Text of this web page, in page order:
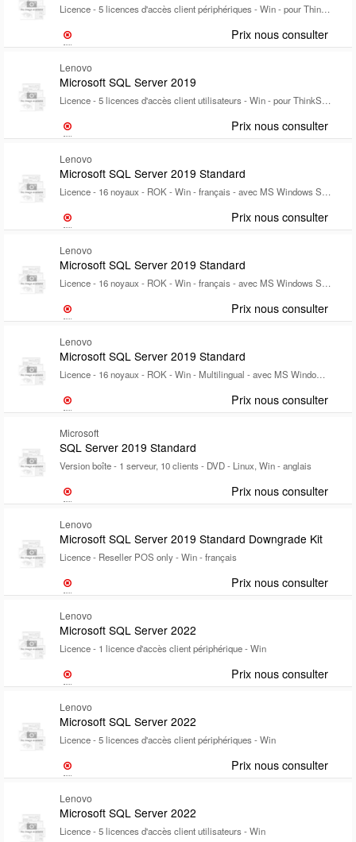
Licence - 5 licences d'accès client périphériques - Win - pour ThinkSystem SR250 V2; SR630 V2; SR645; SR650 V2; SR665; ST250 V2; ST50; ST50 V2; ST650 V2
Prix nous consulter
Lenovo
Microsoft SQL Server 2019
Licence - 5 licences d'accès client utilisateurs - Win - pour ThinkSystem SR250 V2; SR630 V2; SR645; SR650 V2; SR665; ST250 V2; ST50; ST50 V2; ST650 V2
Prix nous consulter
Lenovo
Microsoft SQL Server 2019 Standard
Licence - 16 noyaux - ROK - Win - français - avec MS Windows Server 2019 Datacenter
Prix nous consulter
Lenovo
Microsoft SQL Server 2019 Standard
Licence - 16 noyaux - ROK - Win - français - avec MS Windows Server 2019 Standard
Prix nous consulter
Lenovo
Microsoft SQL Server 2019 Standard
Licence - 16 noyaux - ROK - Win - Multilingual - avec MS Windows Server 2022 Datacenter - pour ThinkSystem SR530; SR590; SR630; SR630 V2; SR645; SR650; SR650 V2; SR665; ST550; ST650 V2
Prix nous consulter
Microsoft
SQL Server 2019 Standard
Version boîte - 1 serveur, 10 clients - DVD - Linux, Win - anglais
Prix nous consulter
Lenovo
Microsoft SQL Server 2019 Standard Downgrade Kit
Licence - Reseller POS only - Win - français
Prix nous consulter
Lenovo
Microsoft SQL Server 2022
Licence - 1 licence d'accès client périphérique - Win
Prix nous consulter
Lenovo
Microsoft SQL Server 2022
Licence - 5 licences d'accès client périphériques - Win
Prix nous consulter
Lenovo
Microsoft SQL Server 2022
Licence - 5 licences d'accès client utilisateurs - Win